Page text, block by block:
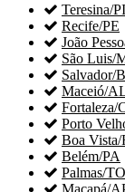
 Teresina/PI
 Recife/PE
 João
 São Luis/
 Salvador/
 Maceió/
 Fortaleza/
 Porto
 Boa Vista/
 Belém/PA
 Palmas/TO
 Macapá/